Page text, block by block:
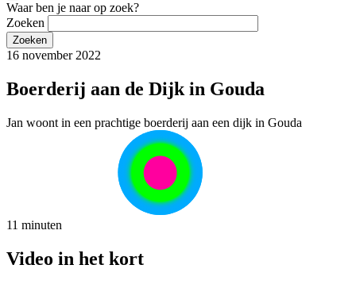
Waar ben je naar op zoek?
Zoeken
16 november 2022
Boerderij aan de Dijk in Gouda
Jan woont in een prachtige boerderij aan een dijk in Gouda
11 minuten
Video in het kort